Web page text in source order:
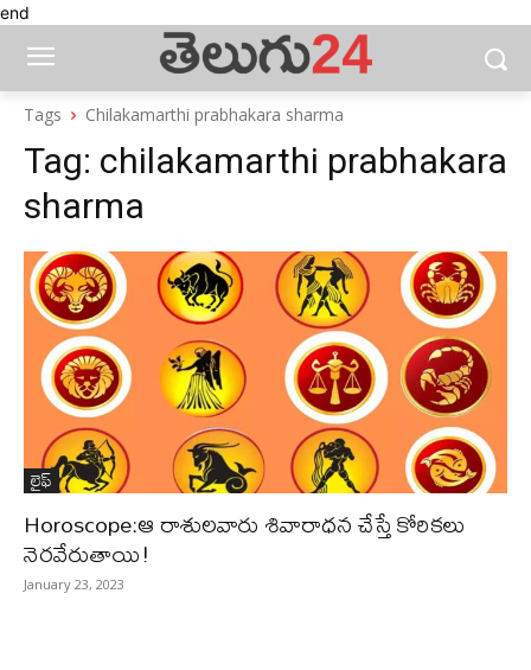
end
Tags Chilakamarthi prabhakara sharma
Tag: chilakamarthi prabhakara
sharma
లైఫ్‌
Horoscope:ఆ రాశులవారు శివారాధన చేస్తే కోరికలు
నెరవేరుతాయి!
January 23, 2023